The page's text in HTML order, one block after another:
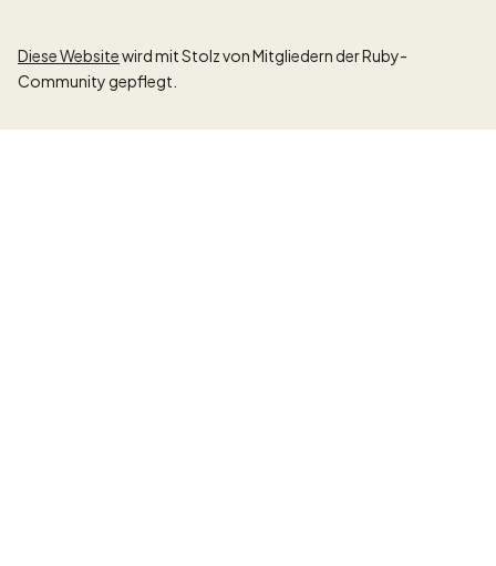
Diese Websitewird mit Stolz von Mitgliedern der Ruby-
Community gepflegt.